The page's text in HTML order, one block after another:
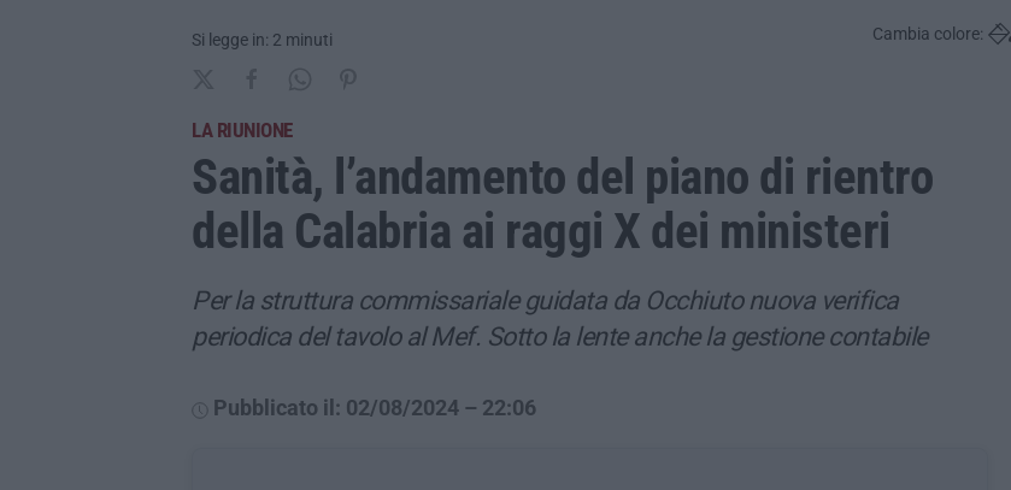
Si legge in: 2 minuti Cambia colore:
LA RIUNIONE
Sanità, l’andamento del piano di rientro
della Calabria ai raggi X dei ministeri
Per la struttura commissariale guidata da Occhiuto nuova verifica
periodica del tavolo al Mef. Sotto la lente anche la gestione contabile
Pubblicato il: 02/08/2024 – 22:06